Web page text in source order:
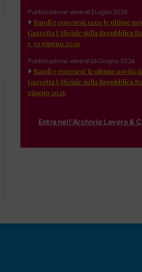
Pubblicazione: venerdì 3 Luglio 2026
Bandi e concorsi: ecco le ultime
Gazzetta Ufficiale della Repubblica
e 30 giugno 2026
Pubblicazione: venerdì 26 Giugno 2026
Bandi e concorsi: le ultime novità
Gazzetta Ufficiale della Repubblica
giugno 2026
Entra nell'Archivio Lavoro &